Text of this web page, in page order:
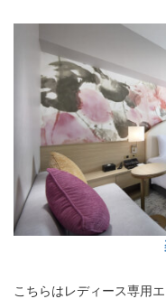
こちらはレディース専用